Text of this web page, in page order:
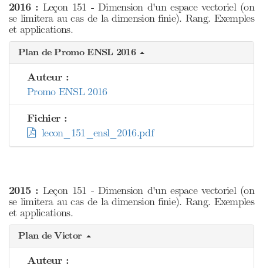
2016 : Leçon 151 - Dimension d'un espace vectoriel (on
se limitera au cas de la dimension finie). Rang. Exemples
et applications.
Plan de Promo ENSL 2016
Auteur :
Promo ENSL 2016
Fichier :
lecon_151_ensl_2016.pdf
2015 : Leçon 151 - Dimension d'un espace vectoriel (on
se limitera au cas de la dimension finie). Rang. Exemples
et applications.
Plan de Victor
Auteur :